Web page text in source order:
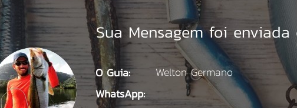
Sua Mensagem foi enviada
O Guia:
WhatsApp:
Welton Germano